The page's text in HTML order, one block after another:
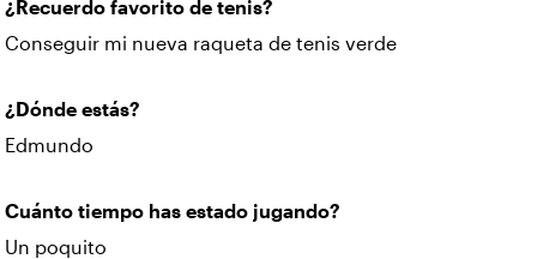
¿Recuerdo favorito de tenis?
Conseguir mi nueva raqueta de tenis verde
¿Dónde estás?
Edmundo
Cuánto tiempo has estado jugando?
Un poquito